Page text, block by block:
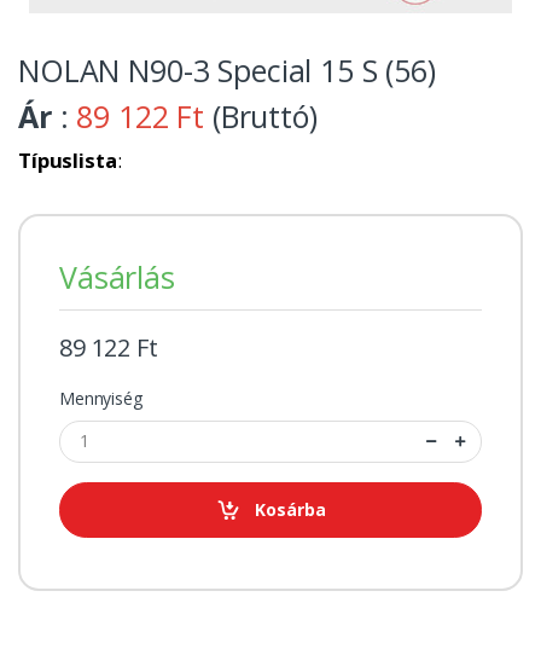
NOLAN N90-3 Special 15 S (56)
Ár : 89 122 Ft (Bruttó)
Típuslista:
Vásárlás
89 122 Ft
Mennyiség
Kosárba